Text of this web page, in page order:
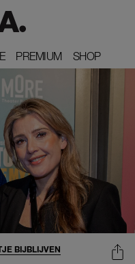
PREMIUM
PREMIUM SHOP
SHOP
BIJBLIJVEN